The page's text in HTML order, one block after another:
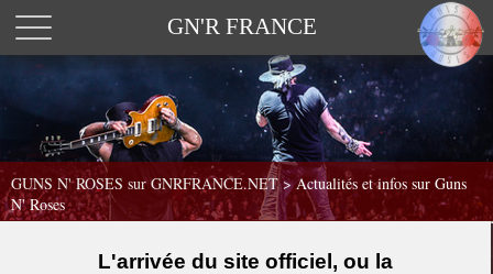
GN'R FRANCE
GUNS N' ROSES sur GNRFRANCE.NET>Actualités et infos sur Guns
N' Roses
L'arrivée du site officiel, ou la